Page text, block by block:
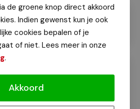
de groene knop direct akkoord
Indien gewenst kun je ook
cookies bepalen of je
of niet. Lees meer in onze
.
Akkoord
huurbasis naar N.E.C